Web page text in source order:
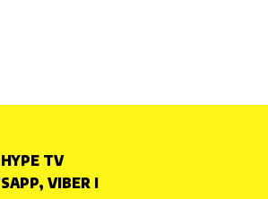
TV
VIBER I